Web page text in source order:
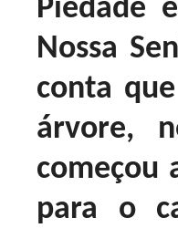
Piedade
Nossa
conta
árvore,
começou
para o